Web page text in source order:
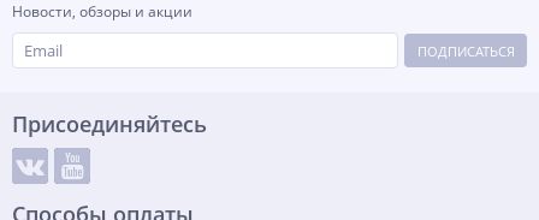
Новости, обзоры и акции
ПОДПИСАТЬСЯ
Присоединяйтесь
Способы оплаты